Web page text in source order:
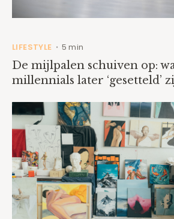
LIFESTYLE • 5 min
De mijlpalen schuiven op:
millennials later ‘gesetteld’